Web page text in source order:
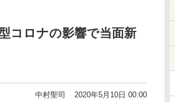
コロナの影響で当面新
中村聖司 2020年5月10日 00:00